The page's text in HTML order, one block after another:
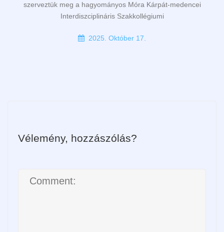
szerveztük meg a hagyományos Móra Kárpát-medencei
Interdiszciplináris Szakkollégiumi
2025. Október 17.
Vélemény, hozzászólás?